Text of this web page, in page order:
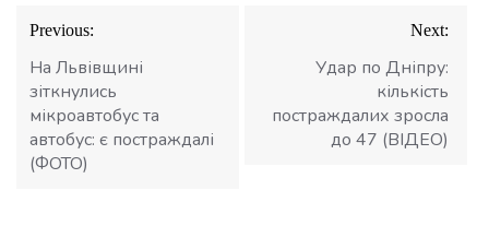
Навігація
записів
Previous:
На Львівщині
зіткнулись
мікроавтобус та
автобус: є постраждалі
(ФОТО)
Next:
Удар по Дніпру:
кількість
постраждалих зросла
до 47 (ВІДЕО)